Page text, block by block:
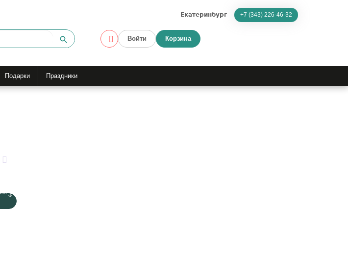
Екатеринбург +7 (343) 226-46-32
Войти Корзина
Подарки Праздники